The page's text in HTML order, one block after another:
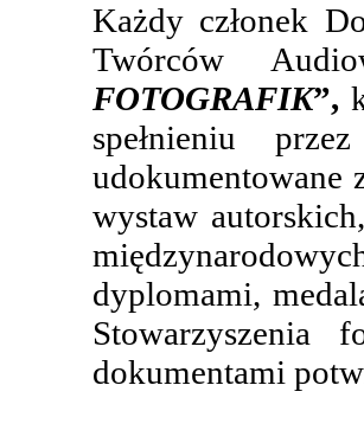
Każdy członek
Twórców
FOTOGRAFIK”,
spełnieniu
udokumentowane
wystaw
dyplomami,
Stowarzyszenia
dokumentami